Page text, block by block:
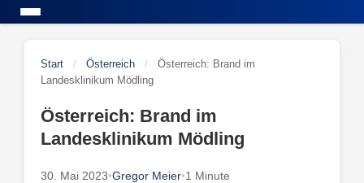
Start / Österreich /
Österreich: Brand im
Landesklinikum Mödling
Österreich: Brand im
Landesklinikum Mödling
30. Mai 2023•Gregor Meier•1 Minute